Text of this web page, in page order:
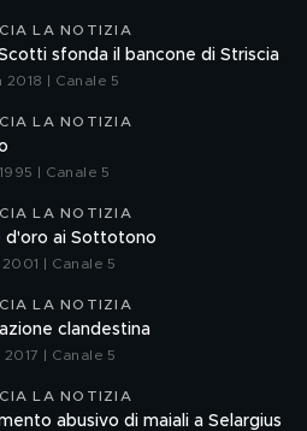
LA NOTIZIA
sfonda il bancone di Striscia
2018 | Canale 5
LA NOTIZIA
| Canale 5
LA NOTIZIA
d'oro ai Sottotono
2001 | Canale 5
LA NOTIZIA
clandestina
2017 | Canale 5
LA NOTIZIA
abusivo di maiali a Selargius